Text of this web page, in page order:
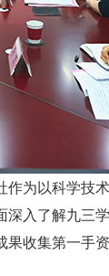
为以科学技
入了解九三
收集第一手